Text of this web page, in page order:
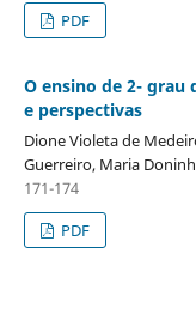
PDF
O ensino de 2- grau
e perspectivas
Dione Violeta de
Guerreiro, Maria
171-174
PDF